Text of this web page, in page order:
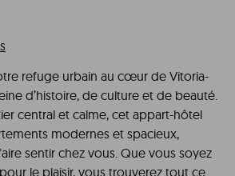
refuge urbain au cœur de Vitoria-
d’histoire, de culture et de beauté.
central et calme, cet appart-hôtel
modernes et spacieux,
sentir chez vous. Que vous soyez
le plaisir, vous trouverez tout ce